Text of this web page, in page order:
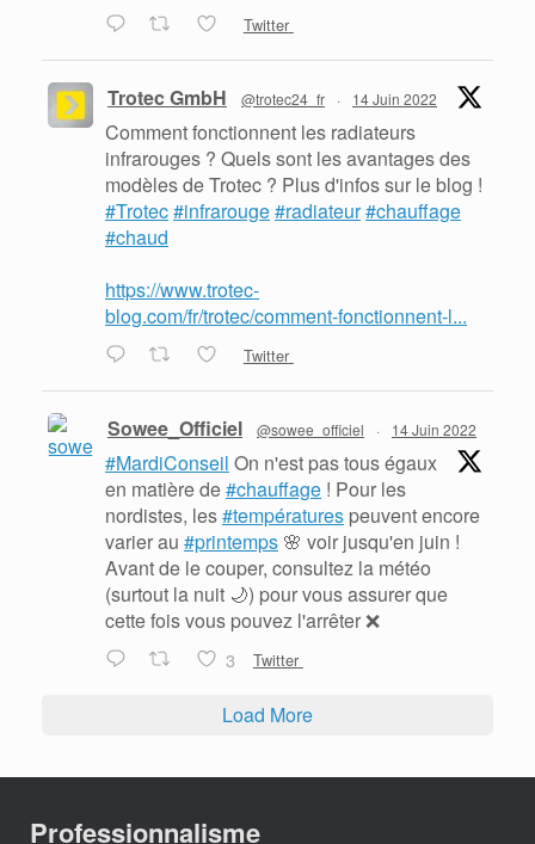
Twitter
Trotec GmbH @trotec24_fr · 14 Juin 2022
Comment fonctionnent les radiateurs
infrarouges ? Quels sont les avantages des
modèles de Trotec ? Plus d'infos sur le blog !
#Trotec#infrarouge#radiateur#chauffage
#chaud
https://www.trotec-
blog.com/fr/trotec/comment-fonctionnent-l...
Twitter
Sowee_Officiel @sowee_officiel · 14 Juin 2022
#MardiConseil On n'est pas tous égaux
en matière de#chauffage ! Pour les
nordistes, les#températures peuvent encore
varier au #printemps 🌸 voir jusqu'en juin !
Avant de le couper, consultez la météo
(surtout la nuit 🌙) pour vous assurer que
cette fois vous pouvez l'arrêter ❌
3 Twitter
Load More
Professionnalisme